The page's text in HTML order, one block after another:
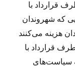
قرارداد با
که شهروندان
هزینه می‌کنند
قرارداد با
سیاست‌های